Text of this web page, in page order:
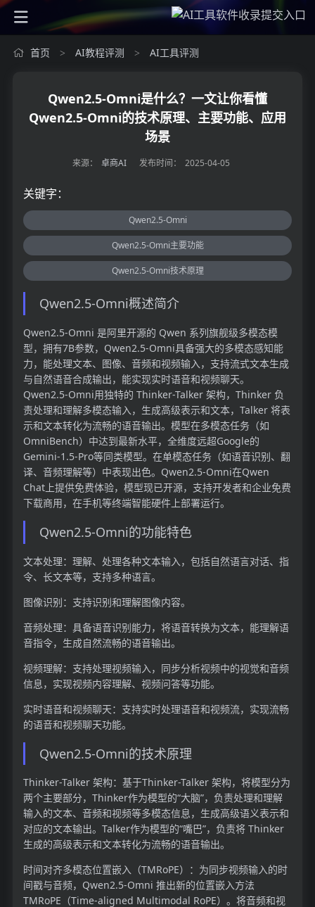
首页 > AI教程评测 > AI工具评测
Qwen2.5-Omni是什么？一文让你看懂
Qwen2.5-Omni的技术原理、主要功能、应用
场景
来源： 卓商AI 发布时间： 2025-04-05
关键字：
Qwen2.5-Omni
Qwen2.5-Omni主要功能
Qwen2.5-Omni技术原理
Qwen2.5-Omni概述简介
Qwen2.5-Omni 是阿里开源的 Qwen 系列旗舰级多模态模
型，拥有7B参数，Qwen2.5-Omni具备强大的多模态感知能
力，能处理文本、图像、音频和视频输入，支持流式文本生成
与自然语音合成输出，能实现实时语音和视频聊天。
Qwen2.5-Omni用独特的 Thinker-Talker 架构，Thinker 负
责处理和理解多模态输入，生成高级表示和文本，Talker 将表
示和文本转化为流畅的语音输出。模型在多模态任务（如
OmniBench）中达到最新水平，全维度远超Google的
Gemini-1.5-Pro等同类模型。在单模态任务（如语音识别、翻
译、音频理解等）中表现出色。Qwen2.5-Omni在Qwen
Chat上提供免费体验，模型现已开源，支持开发者和企业免费
下载商用，在手机等终端智能硬件上部署运行。
Qwen2.5-Omni的功能特色
文本处理：理解、处理各种文本输入，包括自然语言对话、指
令、长文本等，支持多种语言。
图像识别：支持识别和理解图像内容。
音频处理：具备语音识别能力，将语音转换为文本，能理解语
音指令，生成自然流畅的语音输出。
视频理解：支持处理视频输入，同步分析视频中的视觉和音频
信息，实现视频内容理解、视频问答等功能。
实时语音和视频聊天：支持实时处理语音和视频流，实现流畅
的语音和视频聊天功能。
Qwen2.5-Omni的技术原理
Thinker-Talker 架构：基于Thinker-Talker 架构，将模型分为
两个主要部分，Thinker作为模型的“大脑”，负责处理和理解
输入的文本、音频和视频等多模态信息，生成高级语义表示和
对应的文本输出。Talker作为模型的“嘴巴”，负责将 Thinker
生成的高级表示和文本转化为流畅的语音输出。
时间对齐多模态位置嵌入（TMRoPE）：为同步视频输入的时
间戳与音频，Qwen2.5-Omni 推出新的位置嵌入方法
TMRoPE（Time-aligned Multimodal RoPE）。将音频和视